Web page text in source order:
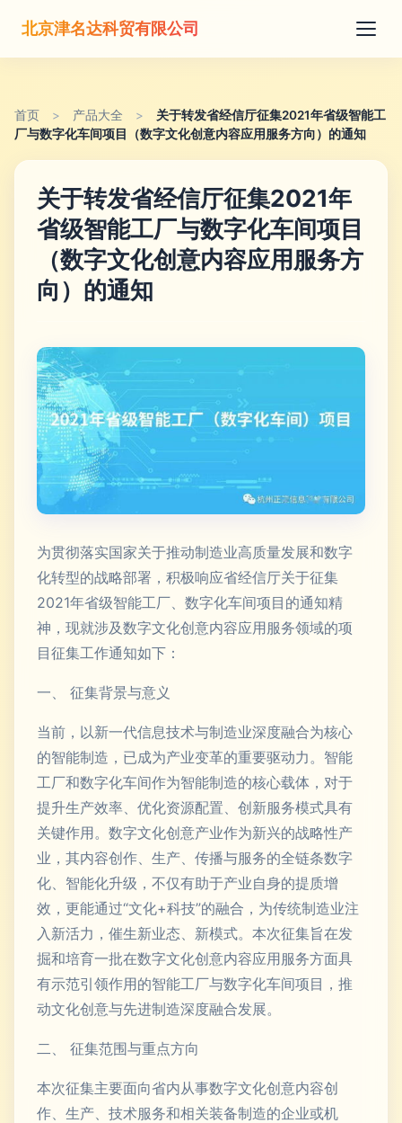
北京津名达科贸有限公司
首页 > 产品大全 >
关于转发省经信厅征集2021年省级智能工
厂与数字化车间项目（数字文化创意内容应用服务方向）的通知
关于转发省经信厅征集2021年
省级智能工厂与数字化车间项目
（数字文化创意内容应用服务方
向）的通知
为贯彻落实国家关于推动制造业高质量发展和数字
化转型的战略部署，积极响应省经信厅关于征集
2021年省级智能工厂、数字化车间项目的通知精
神，现就涉及数字文化创意内容应用服务领域的项
目征集工作通知如下：
一、 征集背景与意义
当前，以新一代信息技术与制造业深度融合为核心
的智能制造，已成为产业变革的重要驱动力。智能
工厂和数字化车间作为智能制造的核心载体，对于
提升生产效率、优化资源配置、创新服务模式具有
关键作用。数字文化创意产业作为新兴的战略性产
业，其内容创作、生产、传播与服务的全链条数字
化、智能化升级，不仅有助于产业自身的提质增
效，更能通过“文化+科技”的融合，为传统制造业注
入新活力，催生新业态、新模式。本次征集旨在发
掘和培育一批在数字文化创意内容应用服务方面具
有示范引领作用的智能工厂与数字化车间项目，推
动文化创意与先进制造深度融合发展。
二、 征集范围与重点方向
本次征集主要面向省内从事数字文化创意内容创
作、生产、技术服务和相关装备制造的企业或机